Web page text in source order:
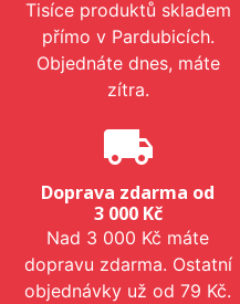
Tisíce produktů skladem
přímo v Pardubicích.
Objednáte dnes, máte
zítra.
local_shipping
Doprava zdarma od
3 000 Kč
Nad 3 000 Kč máte
dopravu zdarma. Ostatní
objednávky už od 79 Kč.